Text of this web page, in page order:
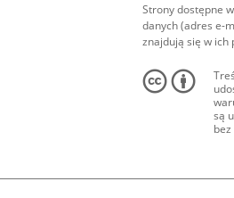
Strony dostępne
danych (adres e-
znajdują się w ich
są